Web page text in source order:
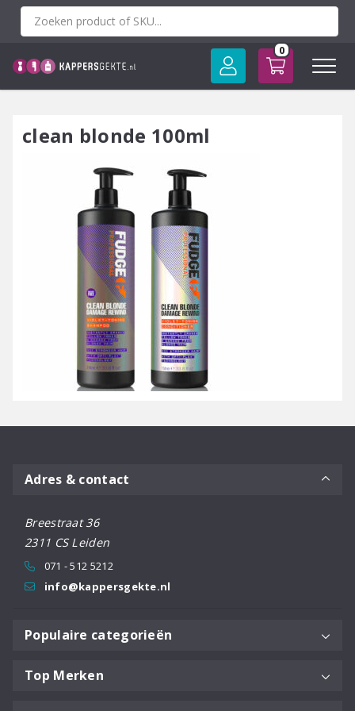
Spring
0
clean blonde 100ml
Adres & contact
Breestraat 36
2311 CS Leiden
071 - 512 5212
info@kappersgekte.nl
Populaire categorieën
Top Merken